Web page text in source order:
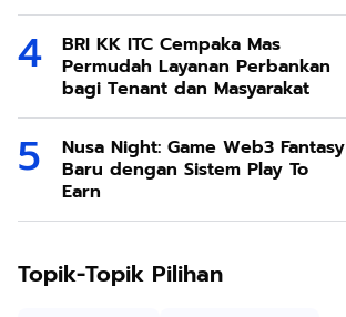
BRI KK ITC Cempaka Mas
Permudah Layanan Perbankan
bagi Tenant dan Masyarakat
Nusa Night: Game Web3 Fantasy
Baru dengan Sistem Play To
Earn
Topik-Topik Pilihan